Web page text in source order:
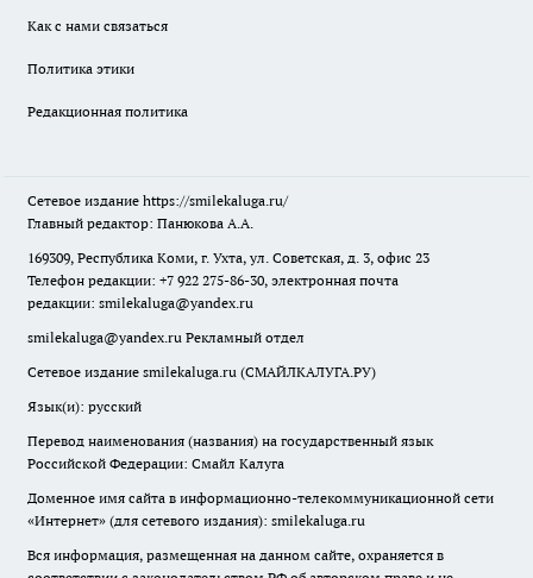
Как с нами связаться
Политика этики
Редакционная политика
Сетевое издание https://smilekaluga.ru/
Главный редактор: Панюкова А.А.
169309, Республика Коми, г. Ухта, ул. Советская, д. 3, офис 23
Телефон редакции: +7 922 275-86-30, электронная почта
редакции: smilekaluga@yandex.ru
smilekaluga@yandex.ru Рекламный отдел
Сетевое издание smilekaluga.ru (СМАЙЛКАЛУГА.РУ)
Язык(и): русский
Перевод наименования (названия) на государственный язык
Российской Федерации: Смайл Калуга
Доменное имя сайта в информационно-телекоммуникационной сети
«Интернет» (для сетевого издания): smilekaluga.ru
Вся информация, размещенная на данном сайте, охраняется в